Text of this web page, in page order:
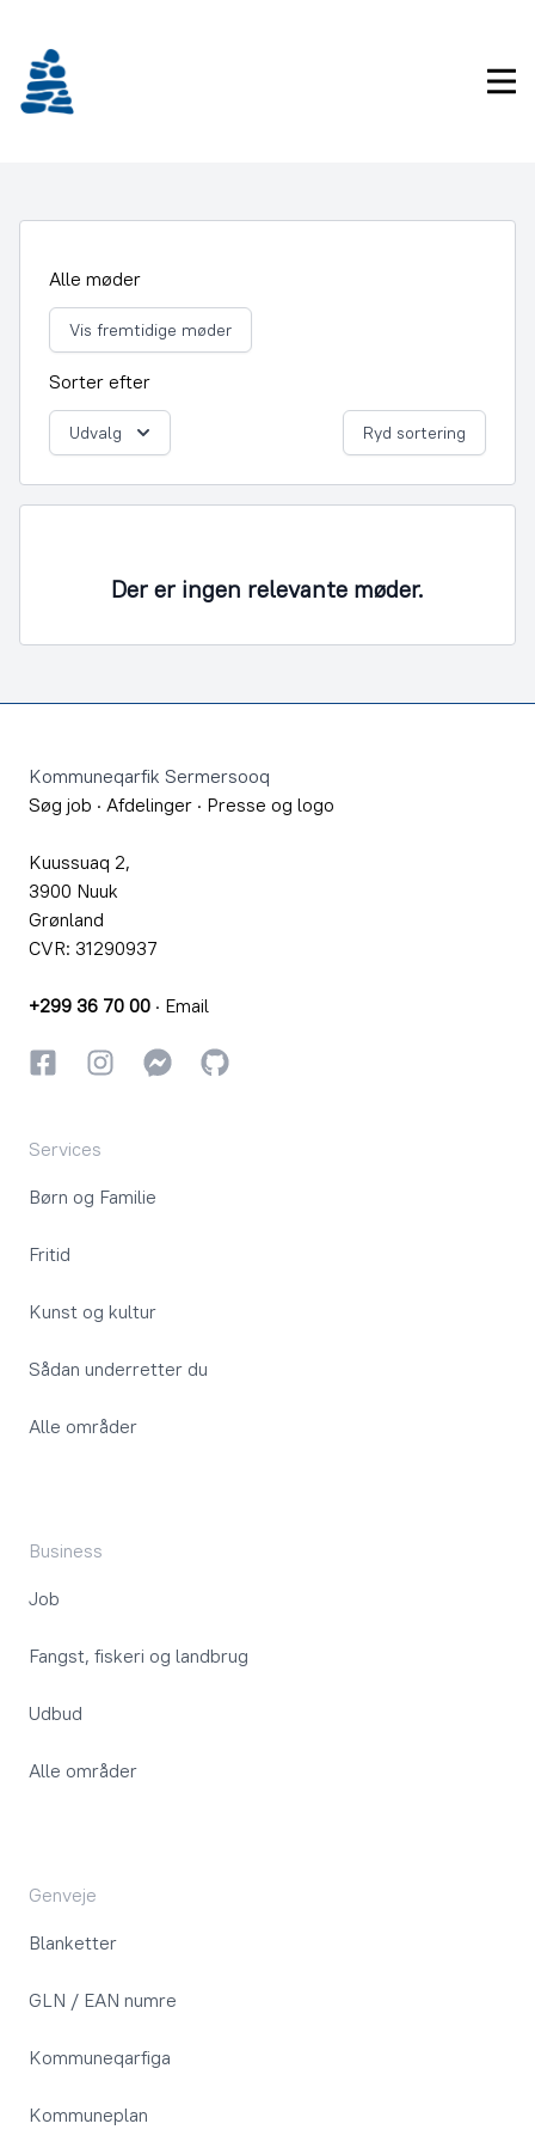
indhold
Alle møder
Vis fremtidige møder
Sorter efter
Udvalg Ryd sortering
Der er ingen relevante møder.
Kommuneqarfik Sermersooq
Søg job · Afdelinger · Presse og logo
Kuussuaq 2,
3900 Nuuk
Grønland
CVR: 31290937
+299 36 70 00 · Email
FacebookInstagramInstagram
GitHub
Services
Børn og Familie
Fritid
Kunst og kultur
Sådan underretter du
Alle områder
Business
Job
Fangst, fiskeri og landbrug
Udbud
Alle områder
Genveje
Blanketter
GLN / EAN numre
Kommuneqarfiga
Kommuneplan